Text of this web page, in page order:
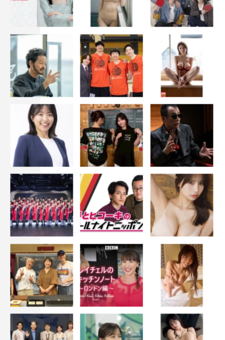
©1984 東宝 ©高橋留美子／小学館
『うる星やつら2 ビューティフル・ドリーマー』
初回放送：2月6日（水）23：00～翌1：00
再放送：2月11日（月・祝）16：45～18：45、 2月17日
15
監督・脚本：押井守
声の出演：平野文／古川登志夫／神谷明
＜作品概要＞
先日、フランスのアングレーム国際漫画祭でグランプリを
受賞したことで話題の高橋留美子原作、人気コメディ・ア
ニメの劇場版第2作。とある一日を延々と繰り返す“夢の世
界”に放り込まれた友引町の人々を描く。
＜スト－リー＞
学園祭を翌日に控え、あたるやラムたち友引高校の生徒は